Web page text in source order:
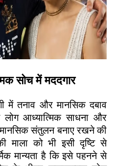
सोच में मददगार
में तनाव और मानसिक दबाव
आध्यात्मिक साधना और
मानसिक संतुलन बनाए रखने की
को भी इसी दृष्टि से
मान्यता है कि इसे पहनने से